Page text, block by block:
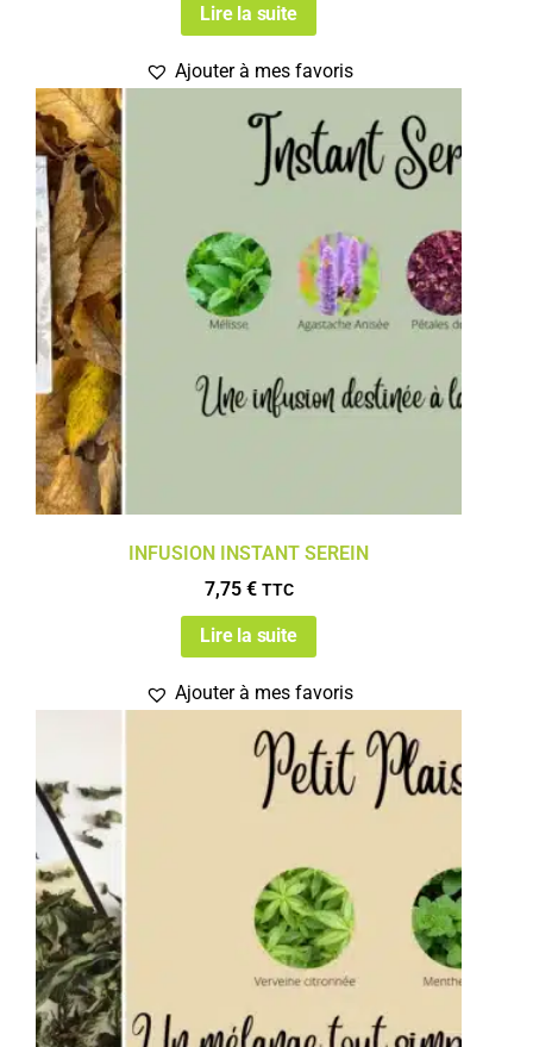
Lire la suite
Ajouter à mes favoris
INFUSION INSTANT SEREIN
7,75 € TTC
Lire la suite
Ajouter à mes favoris